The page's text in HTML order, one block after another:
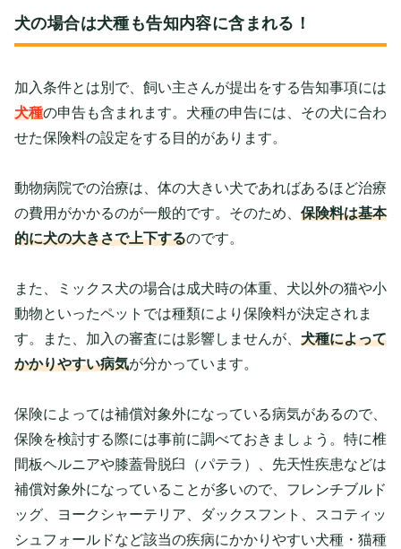
犬の場合は犬種も告知内容に含まれる！
加入条件とは別で、飼い主さんが提出をする告知事項には
犬種の申告も含まれます。犬種の申告には、その犬に合わ
せた保険料の設定をする目的があります。
動物病院での治療は、体の大きい犬であればあるほど治療
の費用がかかるのが一般的です。そのため、 保険料は基本
的に犬の大きさで上下するのです。
また、ミックス犬の場合は成犬時の体重、犬以外の猫や小
動物といったペットでは種類により保険料が決定されま
す。また、加入の審査には影響しませんが、 犬種によって
かかりやすい病気が分かっています。
保険によっては補償対象外になっている病気があるので、
保険を検討する際には事前に調べておきましょう。特に椎
間板ヘルニアや膝蓋骨脱臼（パテラ）、先天性疾患などは
補償対象外になっていることが多いので、フレンチブルド
ッグ、ヨークシャーテリア、ダックスフント、スコティッ
シュフォールドなど該当の疾病にかかりやすい犬種・猫種